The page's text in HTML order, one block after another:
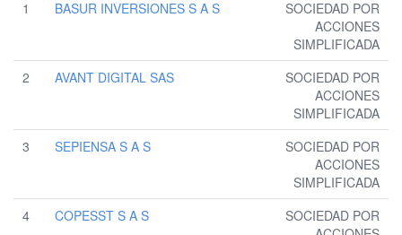
1 BASUR INVERSIONES S A S
SOCIEDAD POR
ACCIONES
SIMPLIFICADA
2
AVANT DIGITAL SAS
SOCIEDAD POR
ACCIONES
SIMPLIFICADA
3
SEPIENSA S A S
SOCIEDAD POR
ACCIONES
SIMPLIFICADA
4
COPESST S A S
SOCIEDAD POR